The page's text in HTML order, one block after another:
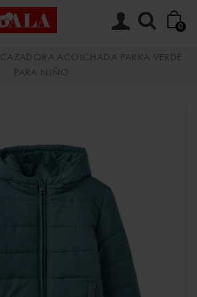
0
CAZADORA ACOLCHADA PARKA VERDE
PARA NIÑO